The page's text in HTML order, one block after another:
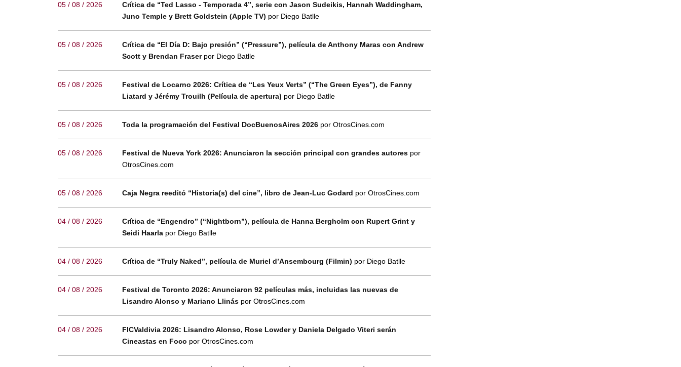
05 / 08 / 2026
Crítica de “Ted Lasso - Temporada 4”, serie con Jason Sudeikis, Hannah Waddingham,
Juno Temple y Brett Goldstein (Apple TV) por Diego Batlle
05 / 08 / 2026
Crítica de “El Día D: Bajo presión” (“Pressure”), película de Anthony Maras con Andrew
Scott y Brendan Fraser por Diego Batlle
05 / 08 / 2026
Festival de Locarno 2026: Crítica de “Les Yeux Verts” (“The Green Eyes”), de Fanny
Liatard y Jérémy Trouilh (Película de apertura) por Diego Batlle
05 / 08 / 2026 Toda la programación del Festival DocBuenosAires 2026 por OtrosCines.com
05 / 08 / 2026 Festival de Nueva York 2026: Anunciaron la sección principal con grandes autores por
OtrosCines.com
05 / 08 / 2026 Caja Negra reeditó “Historia(s) del cine”, libro de Jean-Luc Godard por OtrosCines.com
04 / 08 / 2026
Crítica de “Engendro” (“Nightborn”), película de Hanna Bergholm con Rupert Grint y
Seidi Haarla por Diego Batlle
04 / 08 / 2026 Crítica de “Truly Naked”, película de Muriel d’Ansembourg (Filmin) por Diego Batlle
04 / 08 / 2026
Festival de Toronto 2026: Anunciaron 92 películas más, incluidas las nuevas de
Lisandro Alonso y Mariano Llinás por OtrosCines.com
04 / 08 / 2026
FICValdivia 2026: Lisandro Alonso, Rose Lowder y Daniela Delgado Viteri serán
Cineastas en Foco por OtrosCines.com